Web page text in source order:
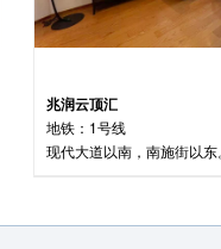
九龙仓时代上城
地铁：1号线
苏州市琉璃街九龙仓时代